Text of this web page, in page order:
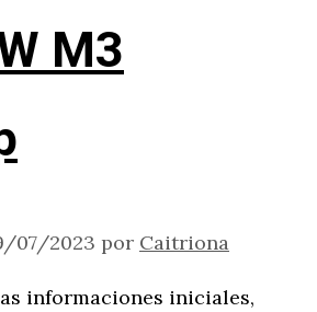
M3
07/2023 por Caitriona
informaciones iniciales,